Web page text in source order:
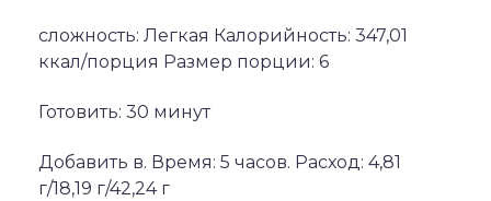
сложность: Легкая Калорийность: 347,01
ккал/порция Размер порции: 6
Готовить: 30 минут
Добавить в. Время: 5 часов. Расход: 4,81
г/18,19 г/42,24 г